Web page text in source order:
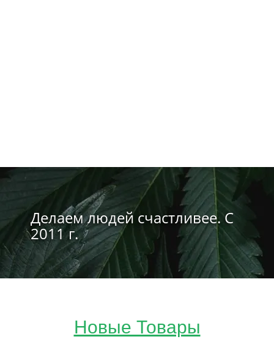
Делаем людей счастливее. С
2011 г.
Новые Товары